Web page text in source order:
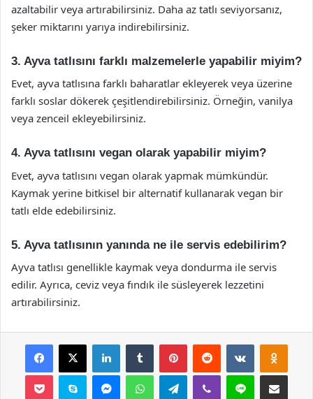
azaltabilir veya artırabilirsiniz. Daha az tatlı seviyorsanız,
şeker miktarını yarıya indirebilirsiniz.
3. Ayva tatlısını farklı malzemelerle yapabilir miyim?
Evet, ayva tatlısına farklı baharatlar ekleyerek veya üzerine
farklı soslar dökerek çeşitlendirebilirsiniz. Örneğin, vanilya
veya zenceil ekleyebilirsiniz.
4. Ayva tatlısını vegan olarak yapabilir miyim?
Evet, ayva tatlısını vegan olarak yapmak mümkündür.
Kaymak yerine bitkisel bir alternatif kullanarak vegan bir
tatlı elde edebilirsiniz.
5. Ayva tatlısının yanında ne ile servis edebilirim?
Ayva tatlısı genellikle kaymak veya dondurma ile servis
edilir. Ayrıca, ceviz veya fındık ile süsleyerek lezzetini
artırabilirsiniz.
Facebook
X LinkedInTumblr PinterestReddit VKontakte
Pocket Skype MessengerWhatsAppTelegramViber Line E-Posta ile